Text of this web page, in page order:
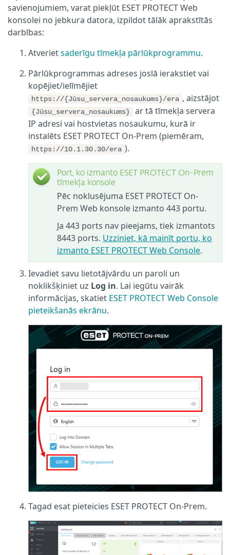
savienojumiem, varat piekļūt ESET PROTECT Web
konsolei no jebkura datora, izpildot tālāk aprakstītās
darbības:
Atverietsaderīgu tīmekļa pārlūkprogrammu.
Pārlūkprogrammas adreses joslā ierakstiet vai
kopējiet/ielīmējiet
https://{Jūsu_servera_nosaukums}/era , aizstājot
{Jūsu_servera_nosaukums}
ar tā tīmekļa servera
IP adresi vai hostvietas nosaukumu, kurā ir
instalēts ESET PROTECT On-Prem (piemēram,
https://10.1.30.30/era ).
Port, ko izmanto ESET PROTECT On-Prem
tīmekļa konsole
Pēc noklusējuma ESET PROTECT On-
Prem Web konsole izmanto 443 portu.
Ja 443 ports nav pieejams, tiek izmantots
8443 ports. Uzziniet, kā mainīt portu, ko
izmanto ESET PROTECT Web Console.
Ievadiet savu lietotājvārdu un paroli un
noklikšķiniet uz Log in. Lai iegūtu vairāk
informācijas, skatiet ESET PROTECT Web Console
pieteikšanās ekrānu.
Tagad esat pieteicies ESET PROTECT On-Prem.